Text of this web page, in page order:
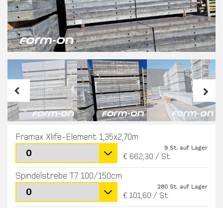
Framax Xlife-Element 1,35x2,70m
9 St. auf Lager
€ 662,30 / St.
Spindelstrebe T7 100/150cm
280 St. auf Lager
€ 101,60 / St.